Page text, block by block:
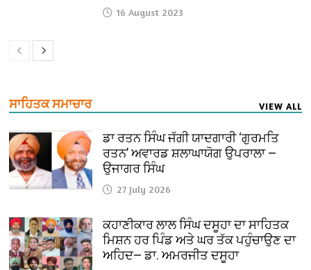
16 August 2023
ਸਾਹਿਤਕ ਸਮਾਚਾਰ VIEW ALL
ਡਾ ਰਤਨ ਸਿੰਘ ਜੱਗੀ ਯਾਦਗਾਰੀ ‘ਗੁਰਮਤਿ
ਰਤਨ’ ਅਵਾਰਡ ਸ਼ਲਾਘਾਯੋਗ ਉਪਰਾਲਾ —
ਉਜਾਗਰ ਸਿੰਘ
27 July 2026
ਕਹਾਣੀਕਾਰ ਲਾਲ ਸਿੰਘ ਦਸੂਹਾ ਦਾ ਸਾਹਿਤਕ
ਮਿਸ਼ਨ ਹਰ ਪਿੰਡ ਅਤੇ ਘਰ ਤੱਕ ਪਹੁੰਚਾਉਣ ਦਾ
ਅਹਿਦ— ਡਾ. ਅਮਰਜੀਤ ਦਸੂਹਾ